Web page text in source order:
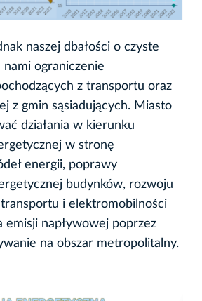
naszej dbałości o czyste
ograniczenie
z transportu oraz
z gmin sąsiadujących. Miasto
działania w kierunku
w stronę
energii, poprawy
budynków, rozwoju
i elektromobilności
emisji napływowej poprzez
na obszar metropolitalny.